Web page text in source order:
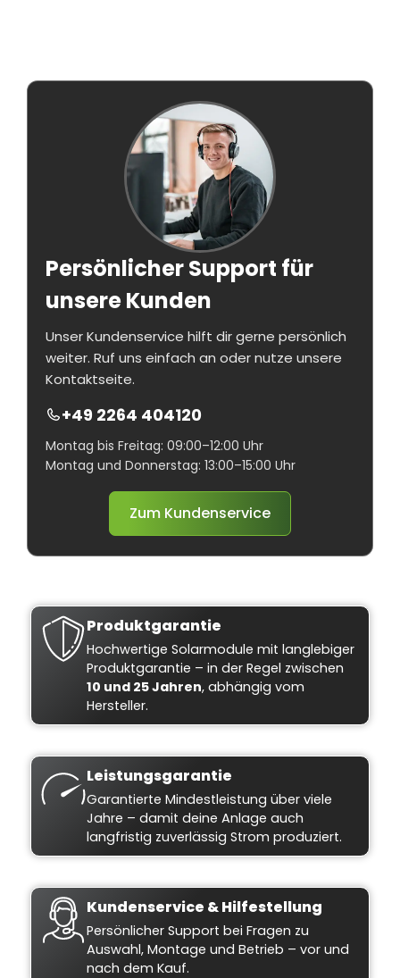
Persönlicher Support für
unsere Kunden
Unser Kundenservice hilft dir gerne persönlich
weiter. Ruf uns einfach an oder nutze unsere
Kontaktseite.
+49 2264 404120
Montag bis Freitag: 09:00–12:00 Uhr
Montag und Donnerstag: 13:00–15:00 Uhr
Zum Kundenservice
Produktgarantie
Hochwertige Solarmodule mit langlebiger
Produktgarantie – in der Regel zwischen
10 und 25 Jahren, abhängig vom
Hersteller.
Leistungsgarantie
Garantierte Mindestleistung über viele
Jahre – damit deine Anlage auch
langfristig zuverlässig Strom produziert.
Kundenservice & Hilfestellung
Persönlicher Support bei Fragen zu
Auswahl, Montage und Betrieb – vor und
nach dem Kauf.